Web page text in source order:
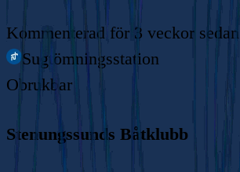
Kommenterad för 3 veckor sedan
Sugtömningsstation
Obrukbar
Stenungssunds Båtklubb